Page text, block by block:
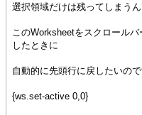
{widths 47pt,
background =
}
選択領域だけは残ってしまうん
このWorksheetをスクロール
したときに
自動的に先頭行に戻したいので
{ws.set-active 0,0}